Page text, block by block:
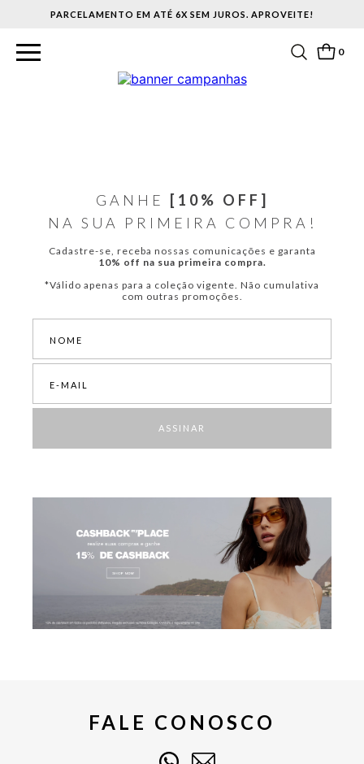
PARCELAMENTO EM ATÉ 6X SEM JUROS. APROVEITE!
0
GANHE
[10% OFF]
NA SUA PRIMEIRA COMPRA!
Cadastre-se, receba nossas comunicações e garanta
10% off na sua primeira compra.
*Válido apenas para a coleção vigente. Não cumulativa
com outras promoções.
ASSINAR
FALE CONOSCO